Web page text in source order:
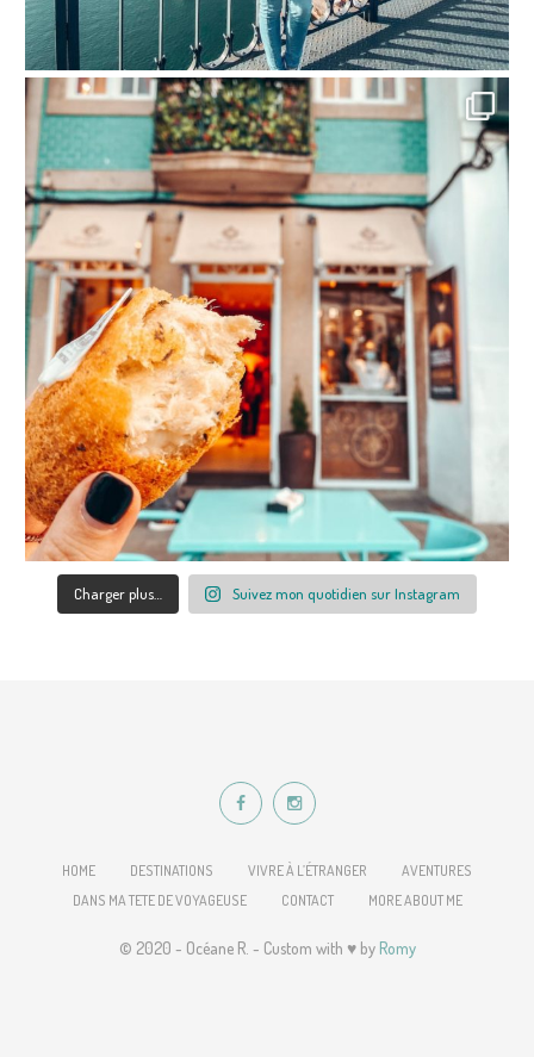
Charger plus… Suivez mon quotidien sur Instagram
HOME DESTINATIONS VIVRE À L’ÉTRANGER
AVENTURES
DANS MA TETE DE VOYAGEUSE
CONTACT MORE ABOUT ME
© 2020 - Océane R. - Custom with ♥ by Romy